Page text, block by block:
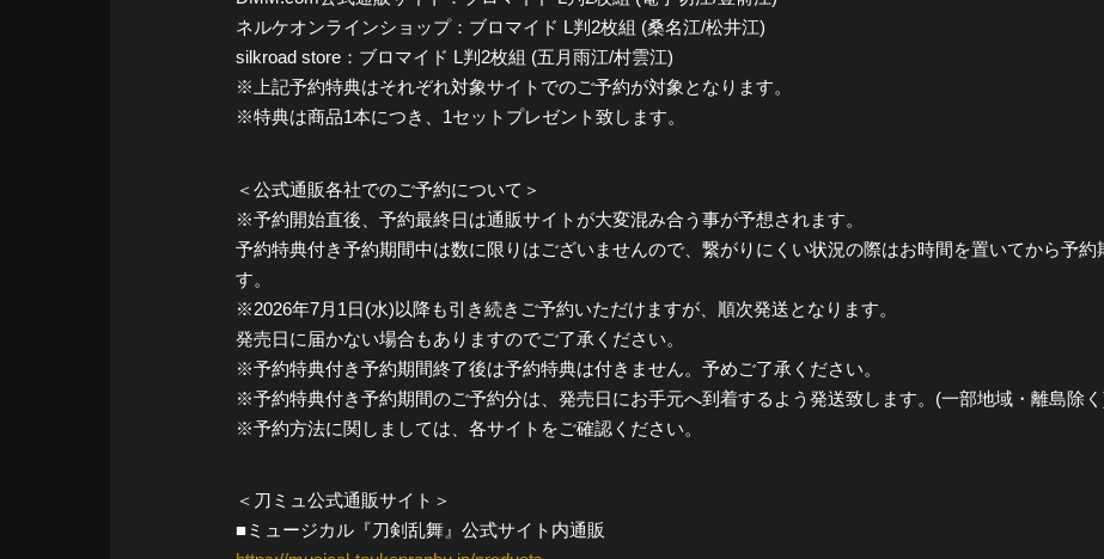
ネルケオンラインショップ：ブロマイド L判2枚組 (桑名江/松井江)
silkroad store：ブロマイド L判2枚組 (五月雨江/村雲江)
※上記予約特典はそれぞれ対象サイトでのご予約が対象となります。
※特典は商品1本につき、1セットプレゼント致します。
＜公式通販各社でのご予約について＞
※予約開始直後、予約最終日は通販サイトが大変混み合う事が予想されます。
予約特典付き予約期間中は数に限りはございませんので、繋がりにくい状況の際はお時間を置いてから予約
す。
※2026年7月1日(水)以降も引き続きご予約いただけますが、順次発送となります。
発売日に届かない場合もありますのでご了承ください。
※予約特典付き予約期間終了後は予約特典は付きません。予めご了承ください。
※予約特典付き予約期間のご予約分は、発売日にお手元へ到着するよう発送致します。(一部地域・離島除
※予約方法に関しましては、各サイトをご確認ください。
＜刀ミュ公式通販サイト＞
■ミュージカル『刀剣乱舞』公式サイト内通販